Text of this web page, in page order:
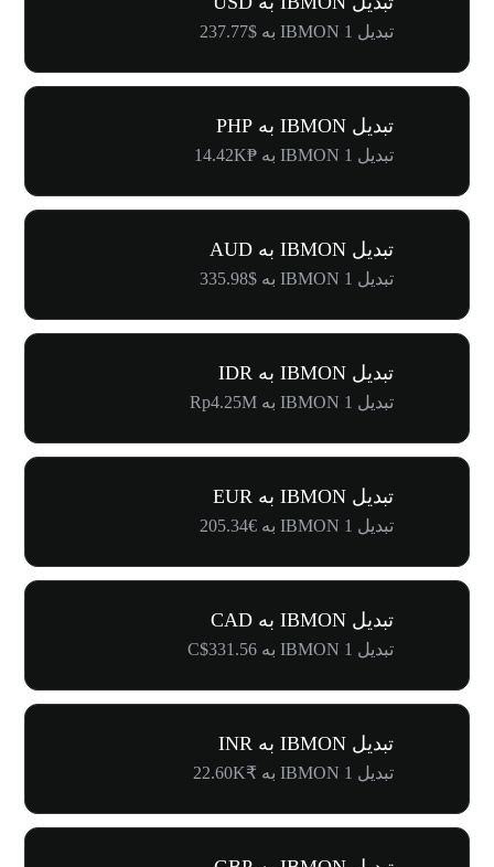
تبدیل 1 IBMON به $237.77
تبدیل IBMON به PHP
تبدیل 1 IBMON به ₱14.42K
تبدیل IBMON به AUD
تبدیل 1 IBMON به $335.98
تبدیل IBMON به IDR
تبدیل 1 IBMON به Rp4.25M
تبدیل IBMON به EUR
تبدیل 1 IBMON به €205.34
تبدیل IBMON به CAD
تبدیل 1 IBMON به C$331.56
تبدیل IBMON به INR
تبدیل 1 IBMON به ₹22.60K